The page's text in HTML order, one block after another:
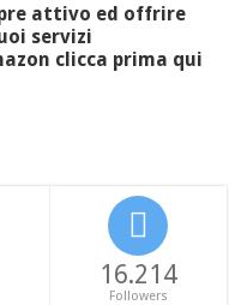
attivo ed offrire
servizi
clicca prima qui
16.214
Followers